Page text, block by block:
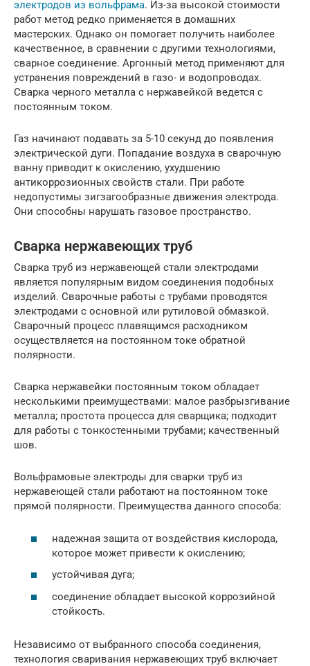
электродов из вольфрама. Из-за высокой стоимости
работ метод редко применяется в домашних
мастерских. Однако он помогает получить наиболее
качественное, в сравнении с другими технологиями,
сварное соединение. Аргонный метод применяют для
устранения повреждений в газо- и водопроводах.
Сварка черного металла с нержавейкой ведется с
постоянным током.
Газ начинают подавать за 5-10 секунд до появления
электрической дуги. Попадание воздуха в сварочную
ванну приводит к окислению, ухудшению
антикоррозионных свойств стали. При работе
недопустимы зигзагообразные движения электрода.
Они способны нарушать газовое пространство.
Сварка нержавеющих труб
Сварка труб из нержавеющей стали электродами
является популярным видом соединения подобных
изделий. Сварочные работы с трубами проводятся
электродами с основной или рутиловой обмазкой.
Сварочный процесс плавящимся расходником
осуществляется на постоянном токе обратной
полярности.
Сварка нержавейки постоянным током обладает
несколькими преимуществами: малое разбрызгивание
металла; простота процесса для сварщика; подходит
для работы с тонкостенными трубами; качественный
шов.
Вольфрамовые электроды для сварки труб из
нержавеющей стали работают на постоянном токе
прямой полярности. Преимущества данного способа:
надежная защита от воздействия кислорода,
которое может привести к окислению;
устойчивая дуга;
соединение обладает высокой коррозийной
стойкость.
Независимо от выбранного способа соединения,
технология сваривания нержавеющих труб включает